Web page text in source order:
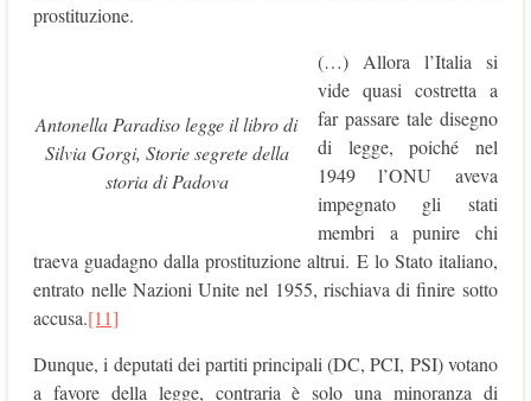
prostituzione.
Antonella Paradiso legge il libro di
Silvia Gorgi, Storie segrete della
storia di Padova
(…) Allora l’Italia si
vide quasi costretta a
far passare tale disegno
di legge, poiché nel
1949 l’ONU aveva
impegnato gli stati
membri a punire chi
traeva guadagno dalla prostituzione altrui. E lo Stato italiano,
entrato nelle Nazioni Unite nel 1955, rischiava di finire sotto
accusa.[11]
Dunque, i deputati dei partiti principali (DC, PCI, PSI) votano
a favore della legge, contraria è solo una minoranza di